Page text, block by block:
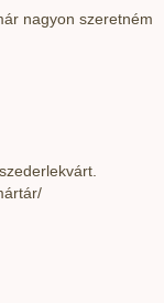
nagyon szeretném